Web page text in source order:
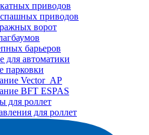
приводов
приводов
ворот
барьеров
автоматики
парковки
Vector_AP
BFT ESPAS
для роллет
для роллет